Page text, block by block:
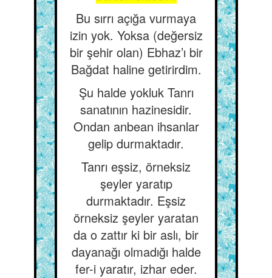
Bu sırrı açığa vurmaya
izin yok. Yoksa (değersiz
bir şehir olan) Ebhaz’ı bir
Bağdat haline getirirdim.
Şu halde yokluk Tanrı
sanatının hazinesidir.
Ondan anbean ihsanlar
gelip durmaktadır.
Tanrı eşsiz, örneksiz
şeyler yaratıp
durmaktadır. Eşsiz
örneksiz şeyler yaratan
da o zattır ki bir aslı, bir
dayanağı olmadığı halde
fer-i yaratır, izhar eder.